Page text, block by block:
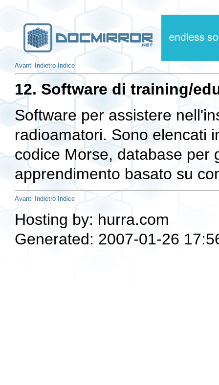
Avanti Indietro Indice
12. Software di training/
Software per assistere
radioamatori. Sono elencati
codice Morse, database per
apprendimento basato su
Avanti Indietro Indice
Hosting by: hurra.com
Generated: 2007-01-26